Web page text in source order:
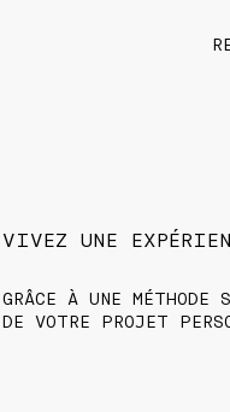
VIVEZ UNE
GRÂCE À UNE MÉTHODE
DE VOTRE PROJET